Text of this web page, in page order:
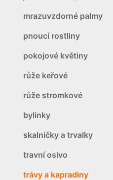
mrazuvzdorné palmy
pnoucí rostliny
pokojové květiny
růže keřové
růže stromkové
bylinky
skalničky a trvalky
travní osivo
trávy a kapradiny